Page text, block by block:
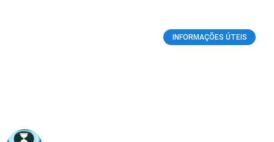
INFORMAÇÕES ÚTEIS